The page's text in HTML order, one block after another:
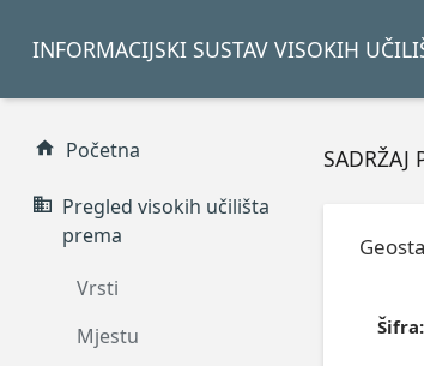
INFORMACIJSKI SUSTAV VISOKIH
Početna
Pregled visokih učilišta
prema
Vrsti
Mjestu
SADRŽAJ
Šifra: